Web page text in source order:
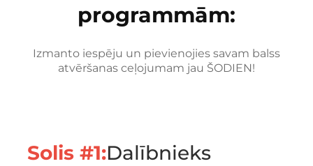
programmām:
Izmanto iespēju un pievienojies savam balss
atvēršanas ceļojumam jau ŠODIEN!
Solis #1:Dalībnieks